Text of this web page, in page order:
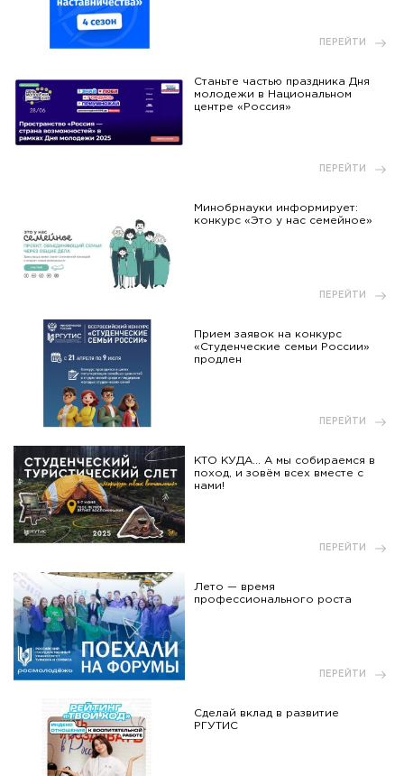
ПЕРЕЙТИ
Станьте частью праздника Дня
молодежи в Национальном
центре «Россия»
ПЕРЕЙТИ
Минобрнауки информирует:
конкурс «Это у нас семейное»
ПЕРЕЙТИ
Прием заявок на конкурс
«Студенческие семьи России»
продлен
ПЕРЕЙТИ
КТО КУДА... А мы собираемся в
поход, и зовём всех вместе с
нами!
ПЕРЕЙТИ
Лето — время
профессионального роста
ПЕРЕЙТИ
Сделай вклад в развитие
РГУТИС